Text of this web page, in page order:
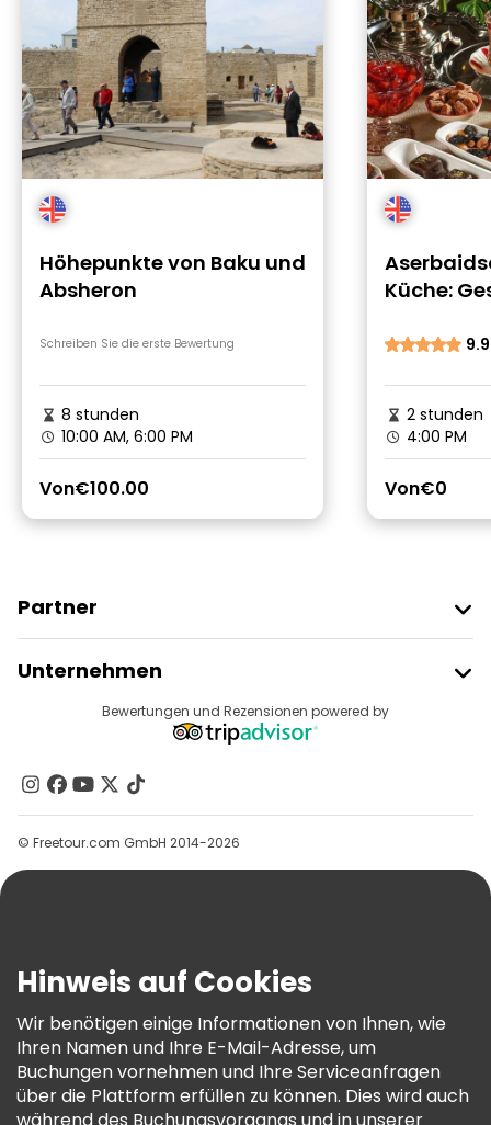
Höhepunkte von Baku und
Absheron
Schreiben Sie die erste Bewertung
8 stunden
10:00 AM, 6:00 PM
Von€100.00
Küche:
9.9
2 stunden
4:00 PM
Von€0
Partner
Anbieter-Anmeldung
Affiliate-Programm
Unternehmen
Reiseziele
Kontakt
Gruppen
Hilfe
AGB Und Rechtliches
Cookie-Richtlinie
Freetour Auszeichnungen
Treueprogramm
Bewertungen und Rezensionen powered by
© Freetour.com GmbH 2014-2026
Hinweis auf Cookies
Wir benötigen einige Informationen von Ihnen, wie
Ihren Namen und Ihre E-Mail-Adresse, um
Buchungen vornehmen und Ihre Serviceanfragen
über die Plattform erfüllen zu können. Dies wird auch